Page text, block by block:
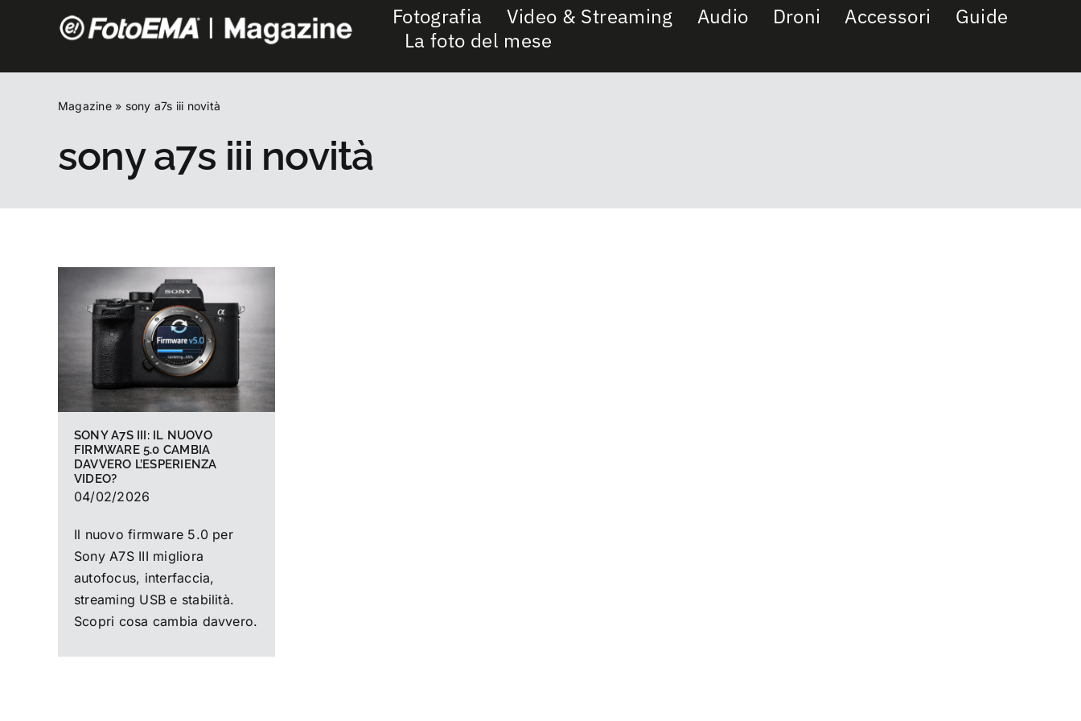
Fotografia Video & Streaming Audio Droni Accessori
Guide
La foto del mese
Magazine» sony a7s iii novità
sony a7s iii novità
SONY A7S III: IL NUOVO
FIRMWARE 5.0 CAMBIA
DAVVERO L’ESPERIENZA
VIDEO?
04/02/2026
Il nuovo firmware 5.0 per
Sony A7S III migliora
autofocus, interfaccia,
streaming USB e stabilità.
Scopri cosa cambia davvero.